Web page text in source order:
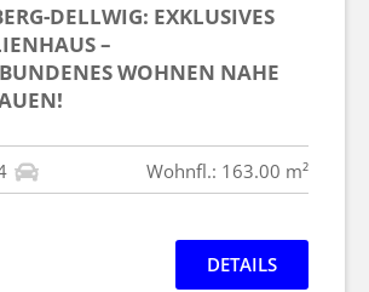
DELLWIG: EXKLUSIVES
–
WOHNEN NAHE
Wohnfl.: 163.00 m²
DETAILS